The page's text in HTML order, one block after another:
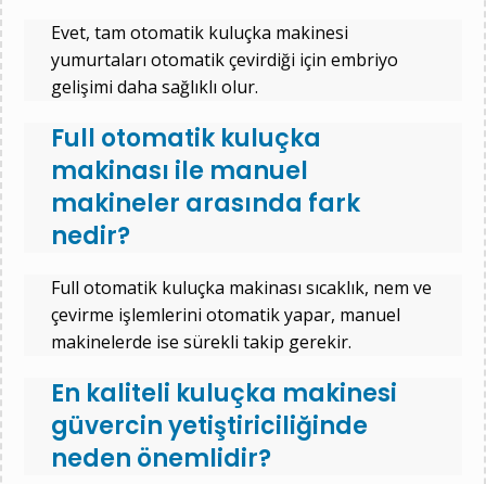
Evet, tam otomatik kuluçka makinesi
yumurtaları otomatik çevirdiği için embriyo
gelişimi daha sağlıklı olur.
Full otomatik kuluçka
makinası ile manuel
makineler arasında fark
nedir?
Full otomatik kuluçka makinası sıcaklık, nem ve
çevirme işlemlerini otomatik yapar, manuel
makinelerde ise sürekli takip gerekir.
En kaliteli kuluçka makinesi
güvercin yetiştiriciliğinde
neden önemlidir?